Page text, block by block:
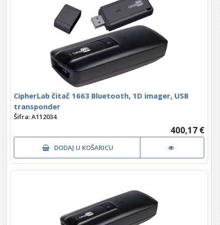
CipherLab čitač 1663 Bluetooth, 1D imager, USB
transponder
Šifra: A112034
400,17 €
DODAJ U KOŠARICU